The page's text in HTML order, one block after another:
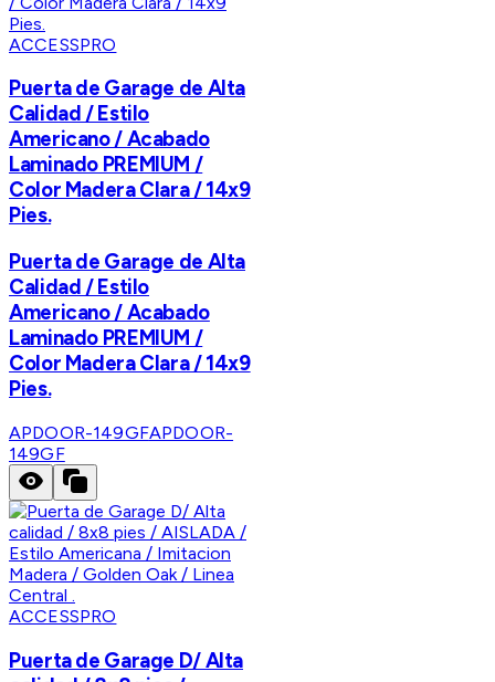
ACCESSPRO
Puerta de Garage de Alta
Calidad / Estilo
Americano / Acabado
Laminado PREMIUM /
Color Madera Clara / 14x9
Pies.
Puerta de Garage de Alta
Calidad / Estilo
Americano / Acabado
Laminado PREMIUM /
Color Madera Clara / 14x9
Pies.
APDOOR-149GFAPDOOR-
149GF
ACCESSPRO
Puerta de Garage D/ Alta